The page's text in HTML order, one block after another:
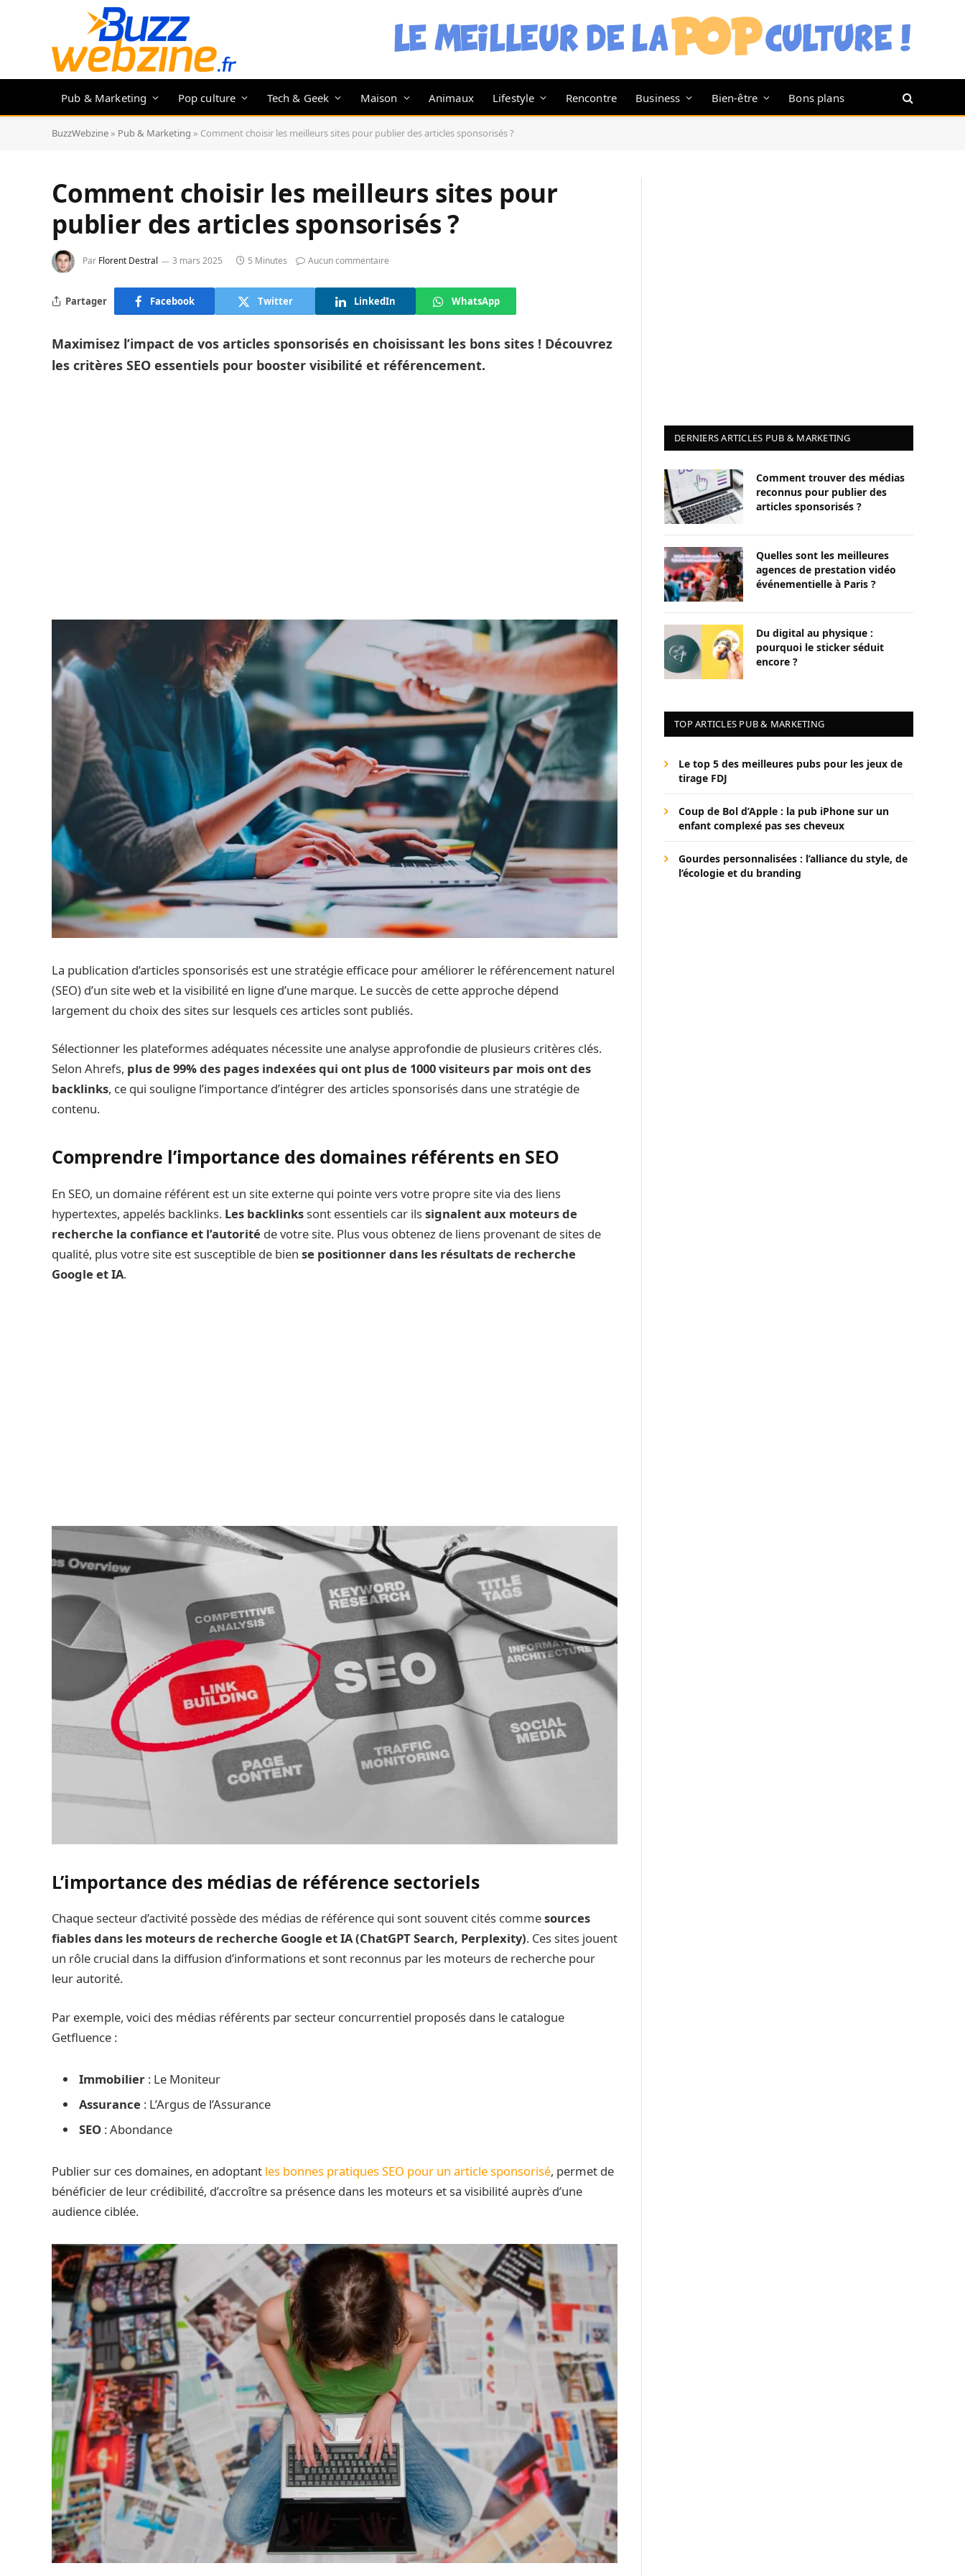
Pub & Marketing Pop culture Tech & Geek Maison Animaux Lifestyle Rencontre Business Bien-être Bons plans
BuzzWebzine » Pub & Marketing » Comment choisir les meilleurs sites pour publier des articles sponsorisés ?
Comment choisir les meilleurs sites pour
publier des articles sponsorisés ?
Par Florent Destral 3 mars 2025 5 Minutes Aucun commentaire
Partager Facebook Twitter LinkedIn WhatsApp
Maximisez l’impact de vos articles sponsorisés en choisissant les bons sites ! Découvrez
les critères SEO essentiels pour booster visibilité et référencement.
​La publication d’articles sponsorisés est une stratégie efficace pour améliorer le référencement naturel
(SEO) d’un site web et la visibilité en ligne d’une marque. Le succès de cette approche dépend
largement du choix des sites sur lesquels ces articles sont publiés.
Sélectionner les plateformes adéquates nécessite une analyse approfondie de plusieurs critères clés.​
Selon Ahrefs, plus de 99% des pages indexées qui ont plus de 1000 visiteurs par mois ont des
backlinks, ce qui souligne l’importance d’intégrer des articles sponsorisés dans une stratégie de
contenu. ​
Comprendre l’importance des domaines référents en SEO
En SEO, un domaine référent est un site externe qui pointe vers votre propre site via des liens
hypertextes, appelés backlinks. Les backlinkssont essentiels car ilssignalent aux moteurs de
recherche la confiance et l’autorité de votre site. Plus vous obtenez de liens provenant de sites de
qualité, plus votre site est susceptible de bien se positionner dans les résultats de recherche
Google et IA.
L’importance des médias de référence sectoriels
Chaque secteur d’activité possède des médias de référence qui sont souvent cités commesources
fiables dans les moteurs de recherche Google et IA (ChatGPT Search, Perplexity). Ces sites jouent
un rôle crucial dans la diffusion d’informations et sont reconnus par les moteurs de recherche pour
leur autorité.
Par exemple, voici des médias référents par secteur concurrentiel proposés dans le catalogue
Getfluence :
Immobilier : Le Moniteur​
Assurance : L’Argus de l’Assurance​
SEO : Abondance​
Publier sur ces domaines, en adoptant les bonnes pratiques SEO pour un article sponsorisé, permet de
bénéficier de leur crédibilité, d’accroître sa présence dans les moteurs et sa visibilité auprès d’une
audience ciblée.​
DERNIERS ARTICLES PUB & MARKETING
Comment trouver des médias
reconnus pour publier des
articles sponsorisés ?
Quelles sont les meilleures
agences de prestation vidéo
événementielle à Paris ?
Du digital au physique :
pourquoi le sticker séduit
encore ?
TOP ARTICLES PUB & MARKETING
Le top 5 des meilleures pubs pour les jeux de
tirage FDJ
Coup de Bol d’Apple : la pub iPhone sur un
enfant complexé pas ses cheveux
Gourdes personnalisées : l’alliance du style, de
l’écologie et du branding